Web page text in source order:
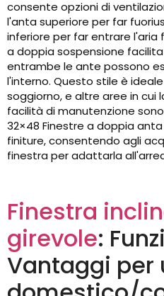
consente opzioni di
l'anta superiore per far
inferiore per far entrare l'aria
a doppia sospensione
entrambe le ante possono
l'interno. Questo stile è
soggiorno, e altre aree in cui
facilità di manutenzione sono
32×48 Finestre a doppia
finiture, consentendo agli
finestra per adattarla
Finestra
girevole:
Vantaggi per